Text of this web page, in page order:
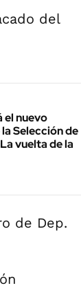
del
el nuevo
Selección de
vuelta de la
de Dep.